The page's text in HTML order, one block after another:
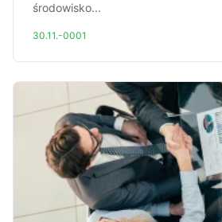
środowisko...
30.11.-0001